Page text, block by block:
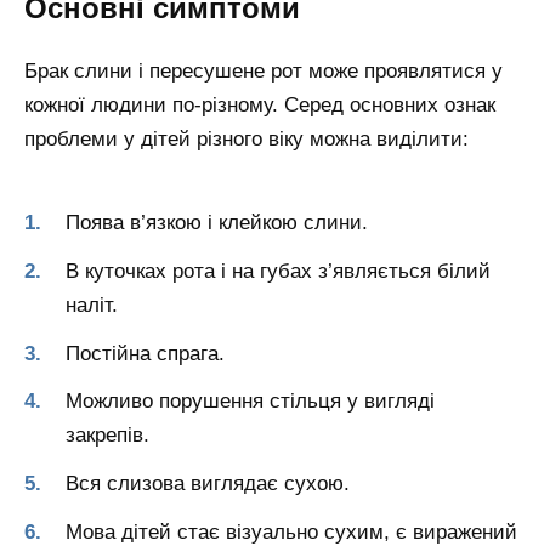
Основні симптоми
Брак слини і пересушене рот може проявлятися у
кожної людини по-різному. Серед основних ознак
проблеми у дітей різного віку можна виділити:
Поява в’язкою і клейкою слини.
В куточках рота і на губах з’являється білий
наліт.
Постійна спрага.
Можливо порушення стільця у вигляді
закрепів.
Вся слизова виглядає сухою.
Мова дітей стає візуально сухим, є виражений